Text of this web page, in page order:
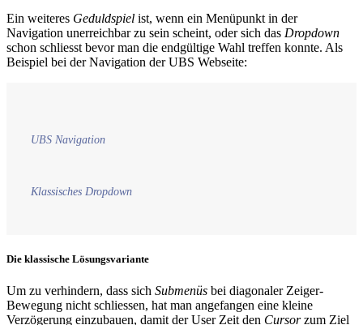
Ein weiteres Geduldspiel ist, wenn ein Menüpunkt in der
Navigation unerreichbar zu sein scheint, oder sich das Dropdown
schon schliesst bevor man die endgültige Wahl treffen konnte. Als
Beispiel bei der Navigation der UBS Webseite:
UBS Navigation
Klassisches Dropdown
Die klassische Lösungsvariante
Um zu verhindern, dass sich Submenüs bei diagonaler Zeiger-
Bewegung nicht schliessen, hat man angefangen eine kleine
Verzögerung einzubauen, damit der User Zeit den Cursorzum Ziel